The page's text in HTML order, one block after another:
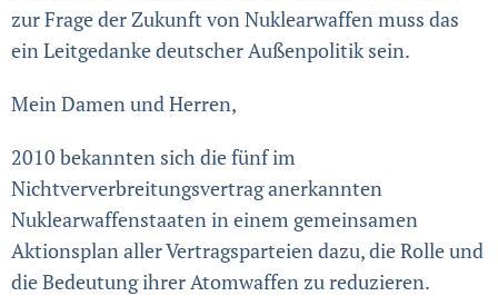
zur Frage der Zukunft von Nuklearwaffen muss das
ein Leit­gedanke deutscher Außenpolitik sein.
Mein Damen und Herren,
2010 bekannten sich die fünf im
Nichtververbreitungsvertrag anerkannten
Nuklearwaffen­staaten in einem gemeinsamen
Aktionsplan aller Vertrags­parteien dazu, die Rolle und
die Bedeutung ihrer Atomwaffen zu reduzieren.